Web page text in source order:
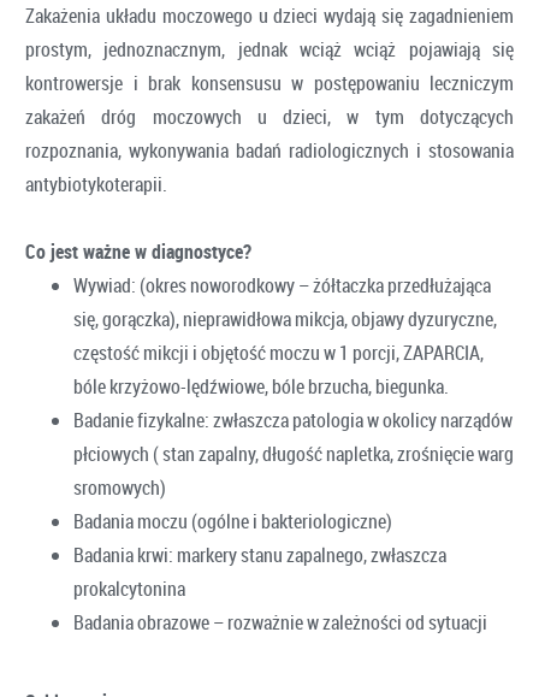
Zakażenia układu moczowego u dzieci wydają się zagadnieniem
prostym, jednoznacznym, jednak wciąż wciąż pojawiają się
kontrowersje i brak konsensusu w postępowaniu leczniczym
zakażeń dróg moczowych u dzieci, w tym dotyczących
rozpoznania, wykonywania badań radiologicznych i stosowania
antybiotykoterapii.
Co jest ważne w diagnostyce?
Wywiad: (okres noworodkowy – żółtaczka przedłużająca
się, gorączka), nieprawidłowa mikcja, objawy dyzuryczne,
częstość mikcji i objętość moczu w 1 porcji, ZAPARCIA,
bóle krzyżowo-lędźwiowe, bóle brzucha, biegunka.
Badanie fizykalne: zwłaszcza patologia w okolicy narządów
płciowych ( stan zapalny, długość napletka, zrośnięcie warg
sromowych)
Badania moczu (ogólne i bakteriologiczne)
Badania krwi: markery stanu zapalnego, zwłaszcza
prokalcytonina
Badania obrazowe – rozważnie w zależności od sytuacji